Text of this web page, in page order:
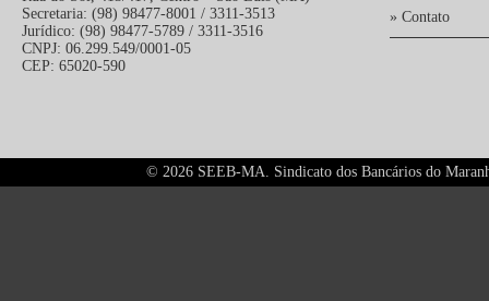
Secretaria: (98) 98477-8001 / 3311-3513
Jurídico: (98) 98477-5789 / 3311-3516
CNPJ: 06.299.549/0001-05
CEP: 65020-590
» Contato
© 2026 SEEB-MA. Sindicato dos Bancários do